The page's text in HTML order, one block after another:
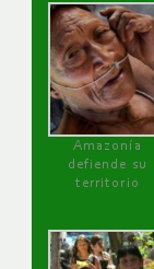
Amazonía
defiende su
territorio